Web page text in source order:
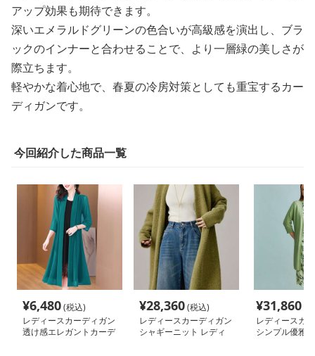
アップ効果も期待できます。
深いエメラルドグリーンの色合いが高級感を演出し、ブラ
ックのインナーと合わせることで、より一層緑の美しさが
際立ちます。
軽やかな着心地で、春夏の冷房対策としても重宝するカー
ディガンです。
今回紹介した商品一覧
¥6,480(税込)
レディースカーディガン
透け感エレガントカーデ
¥28,360(税込)
レディースカーディガン
シャギーニット レディ
¥31,860
レディースカ
シンプル優雅